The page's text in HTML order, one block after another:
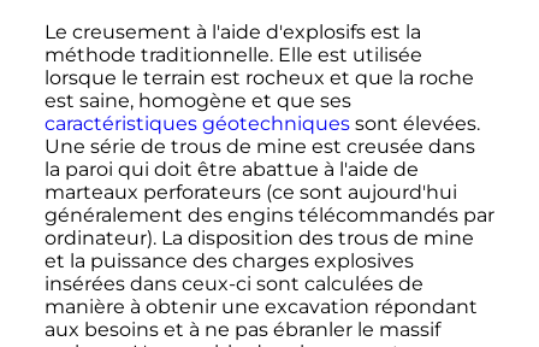
Le creusement à l'aide d'explosifs est la
méthode traditionnelle. Elle est utilisée
lorsque le terrain est rocheux et que la roche
est saine, homogène et que ses
caractéristiques géotechniquessont élevées.
Une série de trous de mine est creusée dans
la paroi qui doit être abattue à l'aide de
marteaux perforateurs (ce sont aujourd'hui
généralement des engins télécommandés par
ordinateur). La disposition des trous de mine
et la puissance des charges explosives
insérées dans ceux-ci sont calculées de
manière à obtenir une excavation répondant
aux besoins et à ne pas ébranler le massif